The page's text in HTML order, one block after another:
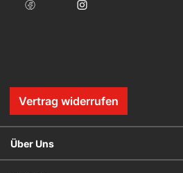
Vertrag widerrufen
Über Uns